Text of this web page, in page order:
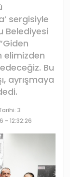
sergisiyle
Belediyesi
elimizden
Bu
ayrışmaya
3
- 12:32:26